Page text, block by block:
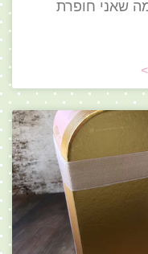
שאני חופרת